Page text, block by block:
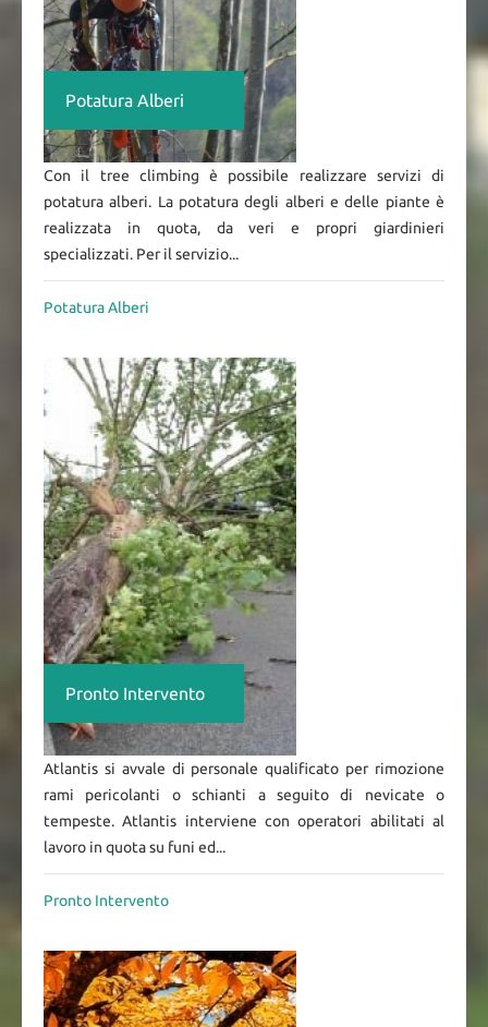
Potatura Alberi
Con il tree climbing è possibile realizzare servizi di
potatura alberi. La potatura degli alberi e delle piante è
realizzata in quota, da veri e propri giardinieri
specializzati. Per il servizio...
Potatura Alberi
Pronto Intervento
Atlantis si avvale di personale qualificato per rimozione
rami pericolanti o schianti a seguito di nevicate o
tempeste. Atlantis interviene con operatori abilitati al
lavoro in quota su funi ed...
Pronto Intervento